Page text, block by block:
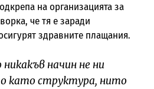
на организацията за
че тя е заради
здравните плащания.
начин не ни
като структура, нито